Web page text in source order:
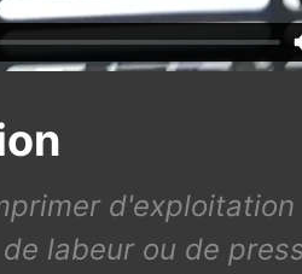
labeur ou de